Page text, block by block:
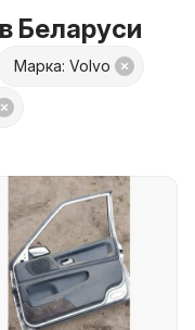
Беларуси
Марка: Volvo